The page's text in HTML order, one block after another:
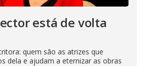
está de volta
quem são as atrizes que
dela e ajudam a eternizar as obras